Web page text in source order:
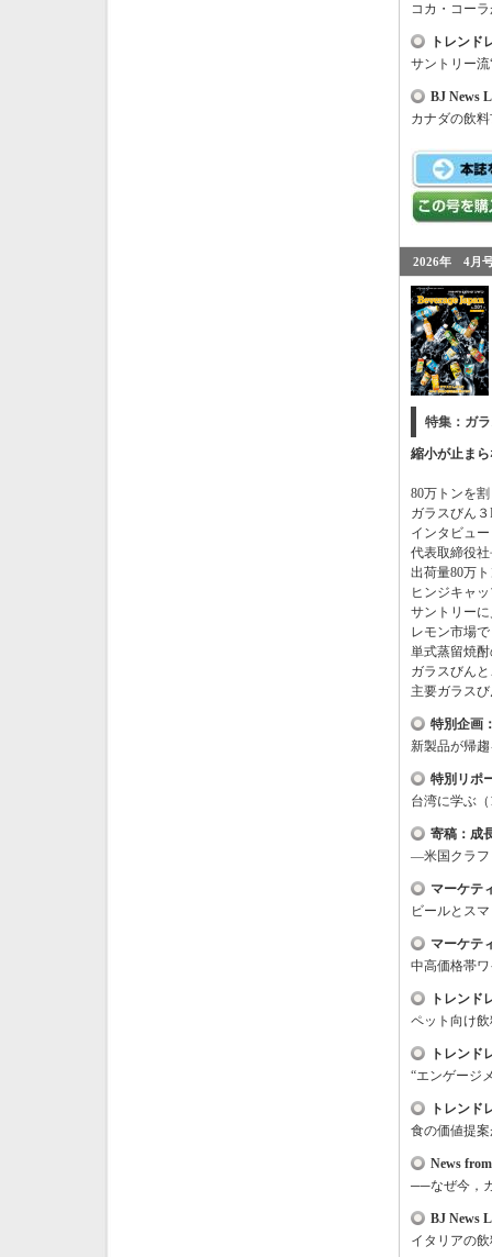
コカ・コー
トレンド
サントリー
BJ News
カナダの飲
2026年 4月
特集：ガ
縮小が止ま
80万トンを
ガラスびん３
インタビュ
代表取締役
出荷量80万
ヒンジキャ
サントリー
レモン市場
単式蒸留焼
ガラスびん
主要ガラス
特別企画
新製品が帰
特別リポ
台湾に学ぶ（
寄稿：成
―米国クラフ
マーケテ
ビールとス
マーケテ
中高価格帯
トレンド
ペット向け
トレンド
“エンゲージ
トレンド
食の価値提
News
──なぜ今，
BJ News
イタリアの